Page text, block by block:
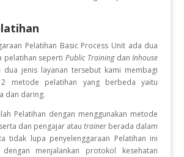
Pelatihan Basic Process Unit ada dua
pelatihan sepertiPublic TrainingdanInhouse
jenis layanan tersebut kami membagi
metode pelatihan yang berbeda yaitu
dan daring.
Pelatihan dengan menggunakan metode
dan pengajar atautrainer berada dalam
tidak lupa penyelenggaraan Pelatihan ini
menjalankan protokol kesehatan